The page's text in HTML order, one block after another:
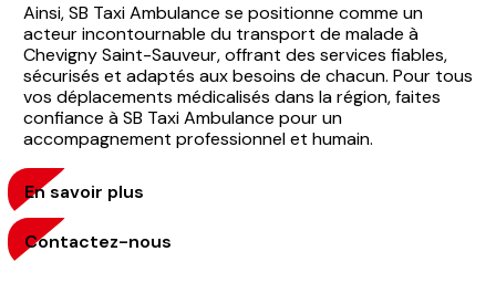
Ainsi, SB Taxi Ambulance se positionne comme un
acteur incontournable du transport de malade à
Chevigny Saint-Sauveur, offrant des services fiables,
sécurisés et adaptés aux besoins de chacun. Pour tous
vos déplacements médicalisés dans la région, faites
confiance à SB Taxi Ambulance pour un
accompagnement professionnel et humain.
En savoir plus
Contactez-nous